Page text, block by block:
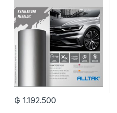
₲ 1.192.500